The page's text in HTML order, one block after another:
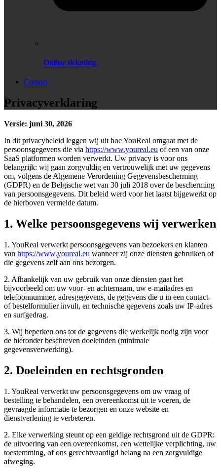
Online ticketing
Contact
Privacyverklaring
Versie: juni 30, 2026
In dit privacybeleid leggen wij uit hoe YouReal omgaat met de
persoonsgegevens die via https://www.youreal.eu of een van onze
SaaS platformen worden verwerkt. Uw privacy is voor ons
belangrijk: wij gaan zorgvuldig en vertrouwelijk met uw gegevens
om, volgens de Algemene Verordening Gegevensbescherming
(GDPR) en de Belgische wet van 30 juli 2018 over de bescherming
van persoonsgegevens. Dit beleid werd voor het laatst bijgewerkt op
de hierboven vermelde datum.
1. Welke persoonsgegevens wij verwerken
1. YouReal verwerkt persoonsgegevens van bezoekers en klanten
van https://www.youreal.eu wanneer zij onze diensten gebruiken of
die gegevens zelf aan ons bezorgen.
2. Afhankelijk van uw gebruik van onze diensten gaat het
bijvoorbeeld om uw voor- en achternaam, uw e-mailadres en
telefoonnummer, adresgegevens, de gegevens die u in een contact-
of bestelformulier invult, en technische gegevens zoals uw IP-adres
en surfgedrag.
3. Wij beperken ons tot de gegevens die werkelijk nodig zijn voor
de hieronder beschreven doeleinden (minimale
gegevensverwerking).
2. Doeleinden en rechtsgronden
1. YouReal verwerkt uw persoonsgegevens om uw vraag of
bestelling te behandelen, een overeenkomst uit te voeren, de
gevraagde informatie te bezorgen en onze website en
dienstverlening te verbeteren.
2. Elke verwerking steunt op een geldige rechtsgrond uit de GDPR:
de uitvoering van een overeenkomst, een wettelijke verplichting, uw
toestemming, of ons gerechtvaardigd belang na een zorgvuldige
afweging.